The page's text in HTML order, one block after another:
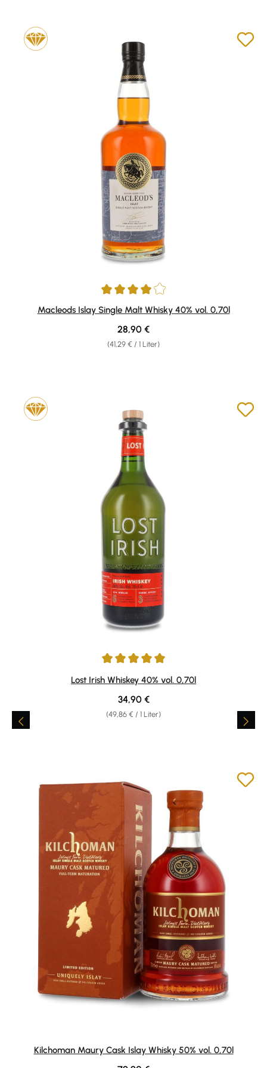
Durchschnittliche Bewertung von 4 von 5 Sternen
Macleods Islay Single Malt Whisky 40% vol. 0,70l
(41,29 € / 1 Liter)
Regulärer Preis:
28,90 €
Durchschnittliche Bewertung von 4.89 von 5 Sternen
Lost Irish Whiskey 40% vol. 0,70l
(49,86 € / 1 Liter)
Regulärer Preis:
34,90 €
Kilchoman Maury Cask Islay Whisky 50% vol. 0,70l